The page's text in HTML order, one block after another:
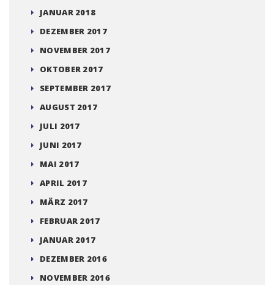
JANUAR 2018
DEZEMBER 2017
NOVEMBER 2017
OKTOBER 2017
SEPTEMBER 2017
AUGUST 2017
JULI 2017
JUNI 2017
MAI 2017
APRIL 2017
MÄRZ 2017
FEBRUAR 2017
JANUAR 2017
DEZEMBER 2016
NOVEMBER 2016